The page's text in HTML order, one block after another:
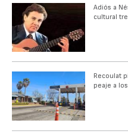
Adiós a
cultural
Recoulat
peaje a